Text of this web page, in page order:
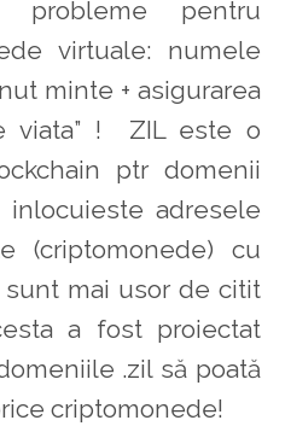
probleme pentru
virtuale: numele
minte + asigurarea
viata” ! ZIL este o
ptr domenii
adresele
(criptomonede) cu
mai usor de citit
a fost proiectat
.zil să poată
criptomonede!